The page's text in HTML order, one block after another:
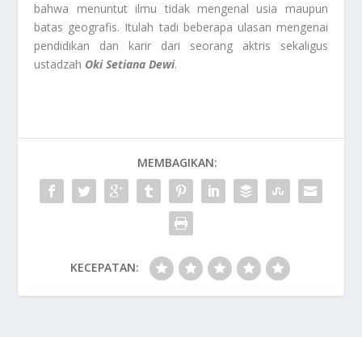
bahwa menuntut ilmu tidak mengenal usia maupun
batas geografis. Itulah tadi beberapa ulasan mengenai
pendidikan dan karir dari seorang aktris sekaligus
ustadzah Oki Setiana Dewi.
MEMBAGIKAN:
KECEPATAN: